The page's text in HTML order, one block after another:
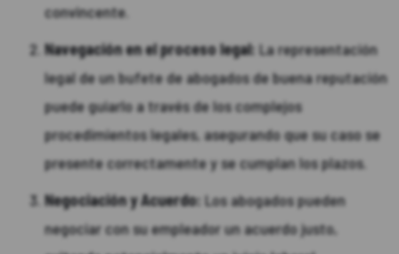
convincente.
Navegación en el proceso legal: La representación
legal de un bufete de abogados de buena reputación
puede guiarlo a través de los complejos
procedimientos legales, asegurando que su caso se
presente correctamente y se cumplan los plazos.
Negociación y Acuerdo: Los abogados pueden
negociar con su empleador un acuerdo justo,